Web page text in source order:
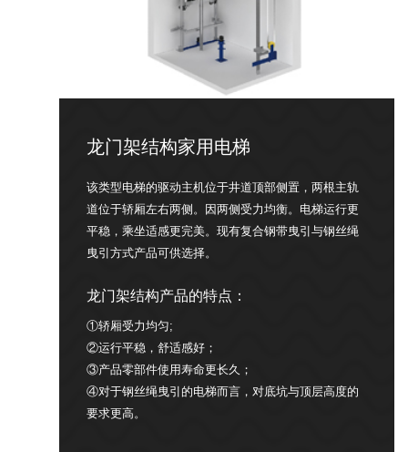
龙门架结构家用电梯
该类型电梯的驱动主机位于井道顶部侧置，两根主轨
道位于轿厢左右两侧。因两侧受力均衡。电梯运行更
平稳，乘坐适感更完美。现有复合钢带曳引与钢丝绳
曳引方式产品可供选择。
龙门架结构产品的特点：
①轿厢受力均匀;
②运行平稳，舒适感好；
③产品零部件使用寿命更长久；
④对于钢丝绳曳引的电梯而言，对底坑与顶层高度的
要求更高。